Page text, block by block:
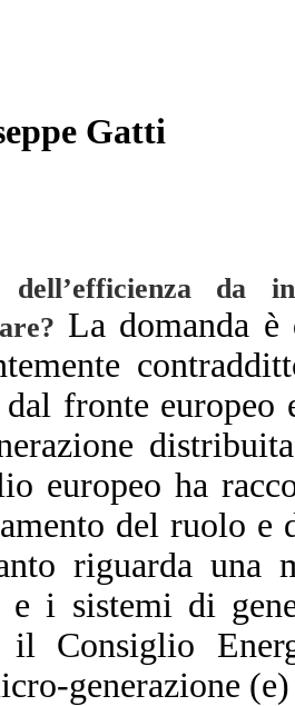
Gatti
dell’efficienza da
La domanda
fronte
europeo ha
del ruolo
riguarda una
e i sistemi di
il Consiglio
generazione